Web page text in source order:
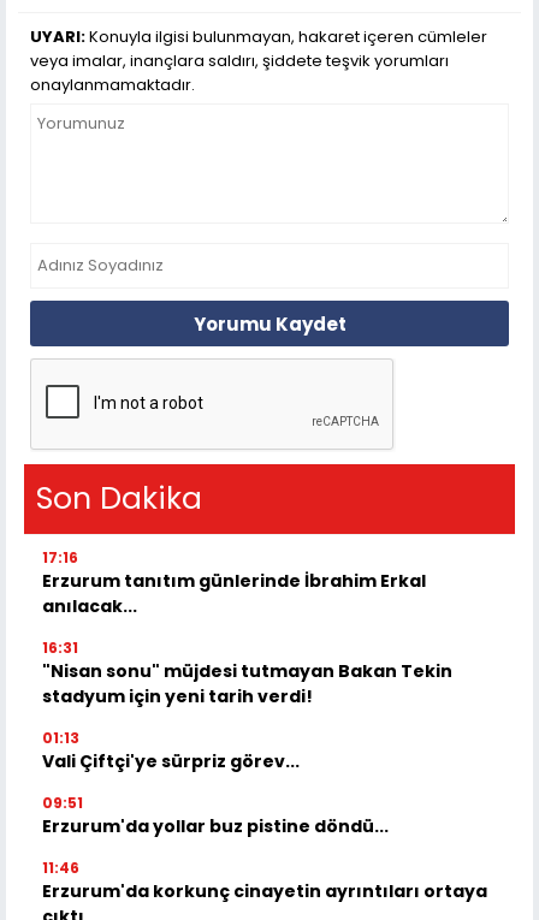
UYARI:Konuyla ilgisi bulunmayan, hakaret içeren cümleler
veya imalar, inançlara saldırı, şiddete teşvik yorumları
onaylanmamaktadır.
Yorumu Kaydet
Son Dakika
17:16
Erzurum tanıtım günlerinde İbrahim Erkal
anılacak...
16:31
"Nisan sonu" müjdesi tutmayan Bakan Tekin
stadyum için yeni tarih verdi!
01:13
Vali Çiftçi'ye sürpriz görev...
09:51
Erzurum'da yollar buz pistine döndü...
11:46
Erzurum'da korkunç cinayetin ayrıntıları ortaya